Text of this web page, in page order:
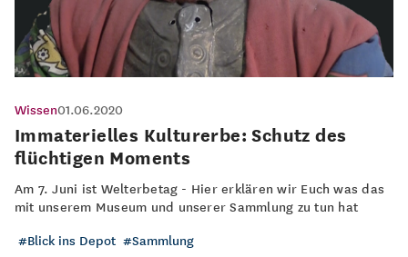
Wissen01.06.2020
Immaterielles Kulturerbe: Schutz des
flüchtigen Moments
Am 7. Juni ist Welterbetag - Hier erklären wir Euch was das
mit unserem Museum und unserer Sammlung zu tun hat
Blick ins Depot
Sammlung